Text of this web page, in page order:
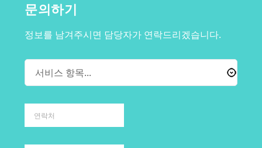
문의하기
정보를 남겨주시면 담당자가 연락드리겠습니다.